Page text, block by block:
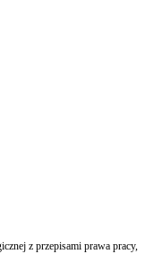
z przepisami prawa pracy,